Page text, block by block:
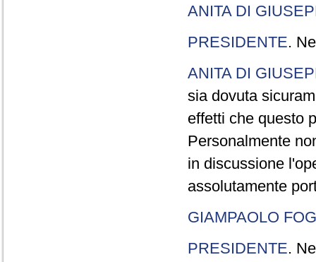
ANITA DI
PRESIDENTE.
ANITA DI
sia dovuta
effetti che questo
Personalmente
in discussione
assolutamente
GIAMPAOLO
PRESIDENTE.